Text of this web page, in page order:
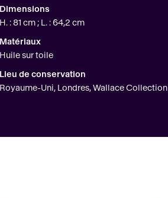
Dimensions
H. : 81 cm ; L. : 64,2 cm
Matériaux
Huile sur toile
Lieu de conservation
Royaume-Uni, Londres, Wallace Collection